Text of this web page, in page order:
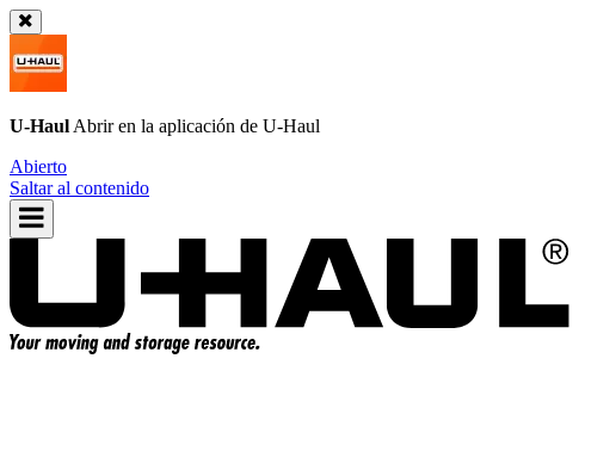
U-Haul Abrir en la aplicación de U-Haul
Abierto
Saltar al contenido